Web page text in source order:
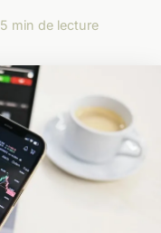
5 min de lecture